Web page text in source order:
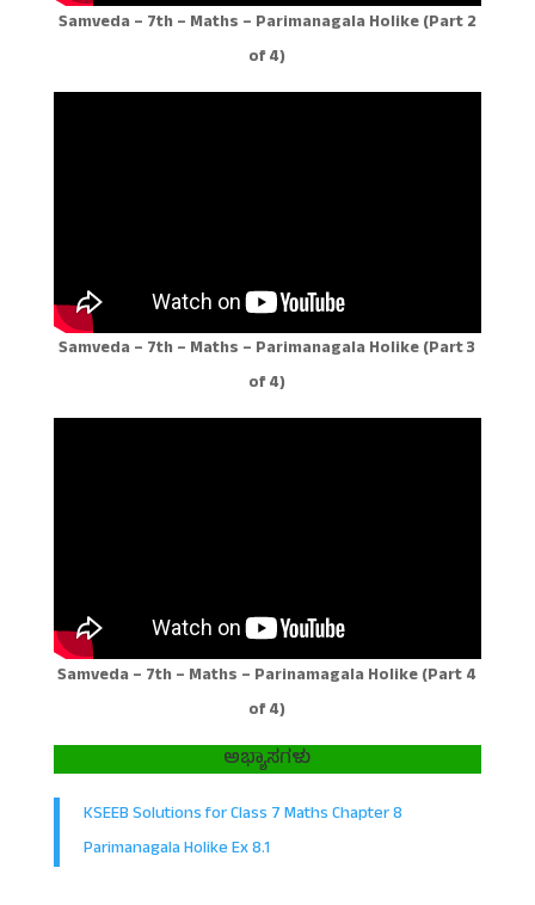
Samveda – 7th – Maths – Parimanagala Holike (Part 2
of 4)
Samveda – 7th – Maths – Parimanagala Holike (Part 3
of 4)
Samveda – 7th – Maths – Parinamagala Holike (Part 4
of 4)
ಅಭ್ಯಾಸಗಳು
KSEEB Solutions for Class 7 Maths Chapter 8
Parimanagala Holike Ex 8.1